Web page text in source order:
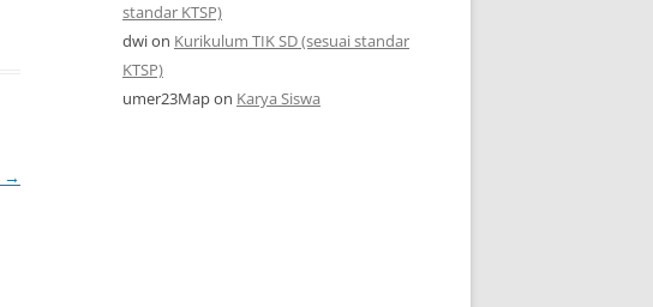
→
standar KTSP)
dwion Kurikulum TIK SD (sesuai standar
KTSP)
umer23Mapon Karya Siswa